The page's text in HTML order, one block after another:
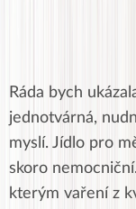
Ráda bych
jednotvárná,
myslí. Jídlo pro
skoro
kterým vaření z